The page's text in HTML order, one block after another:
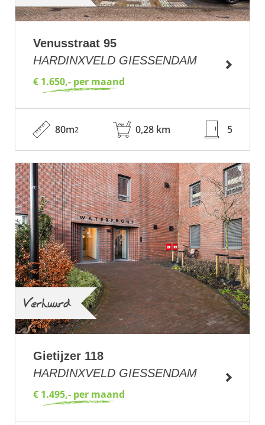
Venusstraat 95
HARDINXVELD GIESSENDAM
€ 1.650,- per maand
80m2 0,28 km 5
Verhuurd
Gietijzer 118
HARDINXVELD GIESSENDAM
€ 1.495,- per maand